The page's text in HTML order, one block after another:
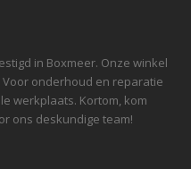
in Boxmeer. Onze winkel
onderhoud en reparatie
werkplaats. Kortom, kom
ons deskundige team!